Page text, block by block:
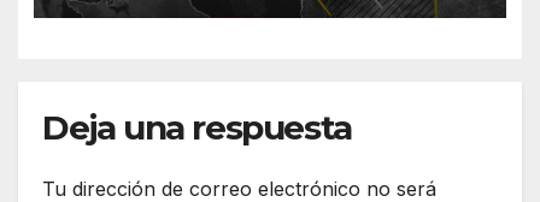
mayor potencial de
Deja una respuesta
Tu dirección de correo electrónico no será